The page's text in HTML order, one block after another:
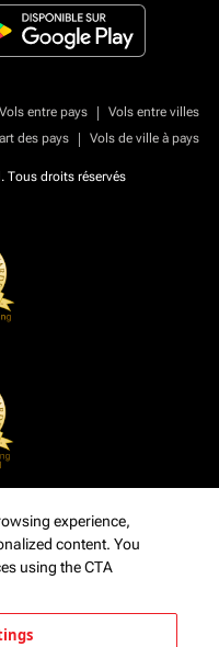
Vols entre pays |
Vols entre villes
des pays | Vols de ville à pays
Tous droits réservés
experience,
content. You
using the CTA